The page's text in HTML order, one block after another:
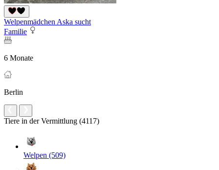
Welpenmädchen Aska sucht
Familie
6 Monate
Berlin
Tiere in der Vermittlung (4117)
Welpen (509)